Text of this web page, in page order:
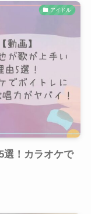
アイドル
選！カラオケで